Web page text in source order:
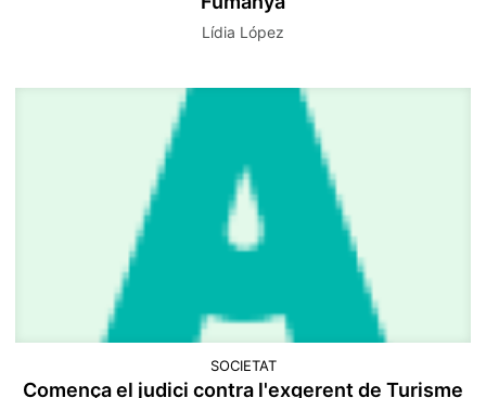
Lídia López
SOCIETAT
Comença el judici contra l'exgerent de Turisme